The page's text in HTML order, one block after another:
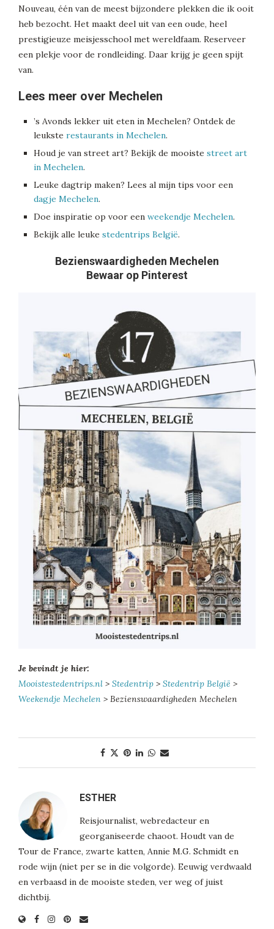
Nouveau, één van de meest bijzondere plekken die ik ooit
heb bezocht. Het maakt deel uit van een oude, heel
prestigieuze meisjesschool met wereldfaam. Reserveer
een plekje voor de rondleiding. Daar krijg je geen spijt
van.
Lees meer over Mechelen
’s Avonds lekker uit eten in Mechelen? Ontdek de
leukste restaurants in Mechelen.
Houd je van street art? Bekijk de mooiste street art
in Mechelen.
Leuke dagtrip maken? Lees al mijn tips voor een
dagje Mechelen.
Doe inspiratie op voor een weekendje Mechelen.
Bekijk alle leuke stedentrips België.
Bezienswaardigheden Mechelen
Bewaar op Pinterest
Je bevindt je hier:
Mooistestedentrips.nl > Stedentrip > Stedentrip België >
Weekendje Mechelen > Bezienswaardigheden Mechelen
ESTHER
Reisjournalist, webredacteur en
georganiseerde chaoot. Houdt van de
Tour de France, zwarte katten, Annie M.G. Schmidt en
rode wijn (niet per se in die volgorde). Eeuwig verdwaald
en verbaasd in de mooiste steden, ver weg of juist
dichtbij.